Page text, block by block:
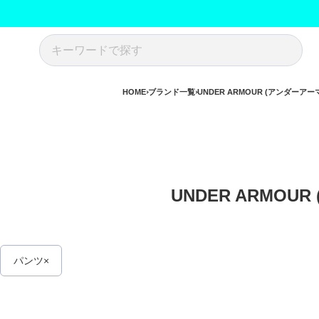
HOME ブランド一覧 UNDER ARMOUR (アンダーアー
UNDER
パンツ